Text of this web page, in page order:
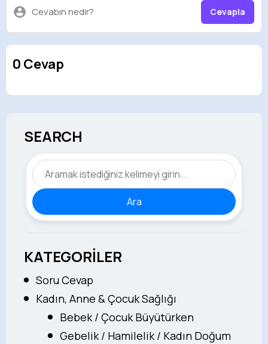
Cevabın nedir? Cevapla
0 Cevap
SEARCH
Ara
KATEGORİLER
Soru Cevap
Kadın, Anne & Çocuk Sağlığı
Bebek / Çocuk Büyütürken
Gebelik / Hamilelik / Kadın Doğum